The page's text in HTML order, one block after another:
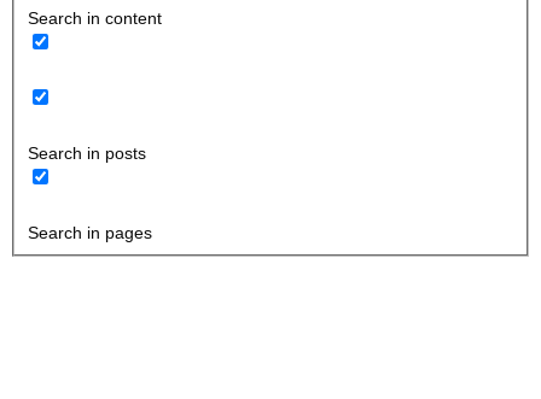
Search in content
Search in posts
Search in pages